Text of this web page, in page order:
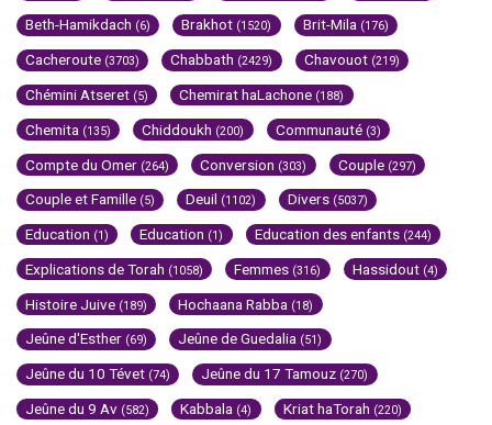
Beth-Hamikdach (6) Brakhot (1520) Brit-Mila (176)
Cacheroute (3703) Chabbath (2429) Chavouot (219)
Chémini Atseret (5) Chemirat haLachone (188)
Chemita (135) Chiddoukh (200) Communauté (3)
Compte du Omer (264) Conversion (303) Couple (297)
Couple et Famille (5) Deuil (1102) Divers (5037)
Education (1) Education (1) Education des enfants (244)
Explications de Torah (1058) Femmes (316) Hassidout (4)
Histoire Juive (189) Hochaana Rabba (18)
Jeûne d'Esther (69) Jeûne de Guedalia (51)
Jeûne du 10 Tévet (74) Jeûne du 17 Tamouz (270)
Jeûne du 9 Av (582) Kabbala (4) Kriat haTorah (220)